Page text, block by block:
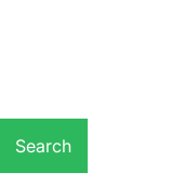
Search